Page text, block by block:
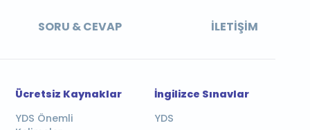
SORU & CEVAP İLETIŞIM
Ücretsiz Kaynaklar
YDS Önemli
İngilizce Sınavlar
YDS